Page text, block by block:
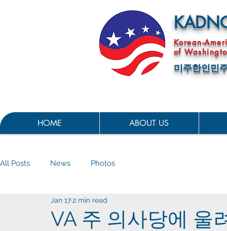
Korean-
of
미주한인민
HOME ABOUT US
All Posts News Photos
VA 주 의사당에 울
Jan 172 min read